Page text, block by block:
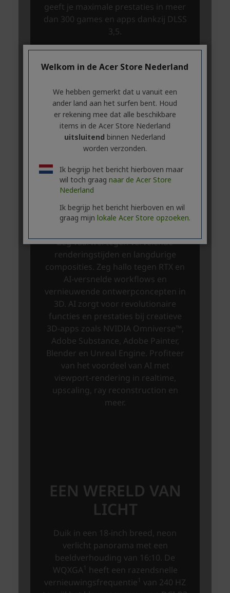
Welkom in de Acer Store Nederland
We hebben gemerkt dat u vanuit een
ander land aan het surfen bent. Houd
er rekening mee dat alle beschikbare
items in de Acer Store Nederland
uitsluitend binnen Nederland
worden verzonden.
Ik begrijp het bericht hierboven maar
wil toch graag naar de Acer Store
Nederland
Ik begrijp het bericht hierboven en wil
graag mijn lokale Acer Store opzoeken.